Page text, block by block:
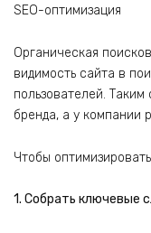
SEO-оптимизация
Органическая
видимость сайта в
пользователей.
бренда, а у компании
Чтобы
1. Собрать ключевые